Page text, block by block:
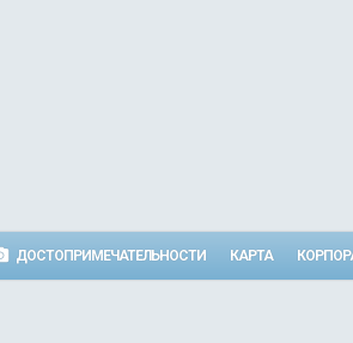
ДОСТОПРИМЕЧАТЕЛЬНОСТИ КАРТА